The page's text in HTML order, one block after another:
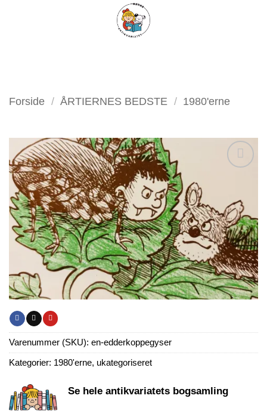
FILTER
Forside / ÅRTIERNES BEDSTE / 1980'erne
favorit
Varenummer (SKU): en-edderkoppegyser
Kategorier: 1980'erne, ukategoriseret
Se hele antikvariatets bogsamling